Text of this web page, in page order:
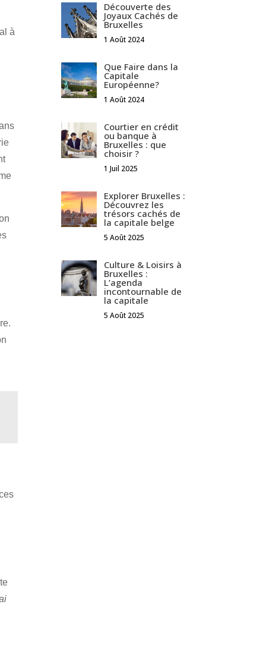
à
Découverte des
Joyaux Cachés de
Bruxelles
1 Août 2024
Que Faire dans la
Capitale
Européenne?
1 Août 2024
Courtier en crédit
ou banque à
Bruxelles : que
choisir ?
1 Juil 2025
Explorer Bruxelles :
Découvrez les
trésors cachés de
la capitale belge
5 Août 2025
Culture & Loisirs à
Bruxelles :
L’agenda
incontournable de
la capitale
5 Août 2025